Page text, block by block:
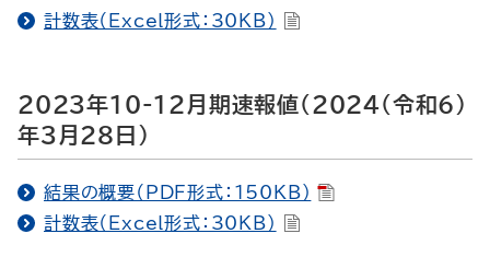
計数表（Excel形式：30KB）
2023年10-12月期速報値（2024（令和6）
年3月28日）
結果の概要（PDF形式：150KB）
計数表（Excel形式：30KB）